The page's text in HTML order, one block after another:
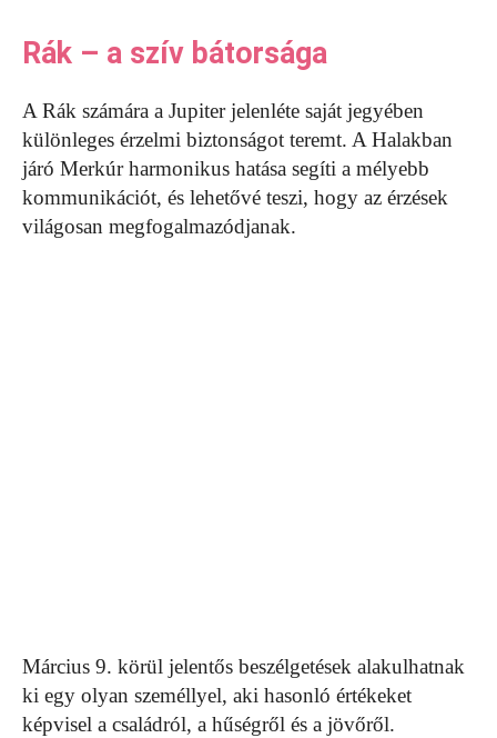
Rák – a szív bátorsága
A Rák számára a Jupiter jelenléte saját jegyében
különleges érzelmi biztonságot teremt. A Halakban
járó Merkúr harmonikus hatása segíti a mélyebb
kommunikációt, és lehetővé teszi, hogy az érzések
világosan megfogalmazódjanak.
Március 9. körül jelentős beszélgetések alakulhatnak
ki egy olyan személlyel, aki hasonló értékeket
képvisel a családról, a hűségről és a jövőről.